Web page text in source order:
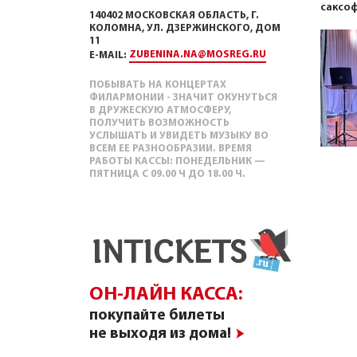
140402 МОСКОВСКАЯ ОБЛАСТЬ, Г.
КОЛОМНА, УЛ. ДЗЕРЖИНСКОГО, ДОМ
11
E-MAIL: ZUBENINA.NA@MOSREG.RU
ПОБЫВАТЬ НА КОНЦЕРТАХ
ФИЛАРМОНИИ - ЗНАЧИТ ОКУНУТЬСЯ
В ДРУЖЕСКУЮ АТМОСФЕРУ,
ПОЛУЧИТЬ ВОЗМОЖНОСТЬ
УСЛЫШАТЬ И УВИДЕТЬ МУЗЫКУ ВО
ВСЕМ ЕЕ РАЗНООБРАЗИИ. ВРЕМЯ
РАБОТЫ КАССЫ: ПОНЕДЕЛЬНИК —
ПЯТНИЦА С 09.00 Ч ДО 18.00 Ч.
ОН-ЛАЙН КАССА:
покупайте билеты
не выходя из дома!